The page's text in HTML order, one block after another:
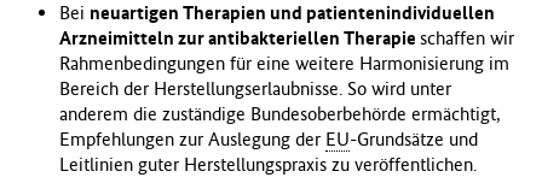
Bei neuartigen Therapien und patientenindividuellen
Arzneimitteln zur antibakteriellen Therapie schaffen wir
Rahmenbedingungen für eine weitere Harmonisierung im
Bereich der Herstellungserlaubnisse. So wird unter
anderem die zuständige Bundesoberbehörde ermächtigt,
Empfehlungen zur Auslegung der EU-Grundsätze und
Leitlinien guter Herstellungspraxis zu veröffentlichen.